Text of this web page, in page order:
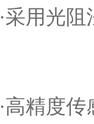
·采用光
·高精度